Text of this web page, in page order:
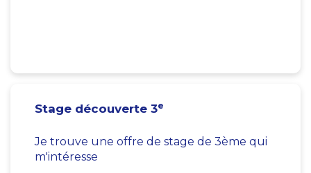
Stage découverte 3e
Je trouve une offre de stage de 3ème qui
m'intéresse